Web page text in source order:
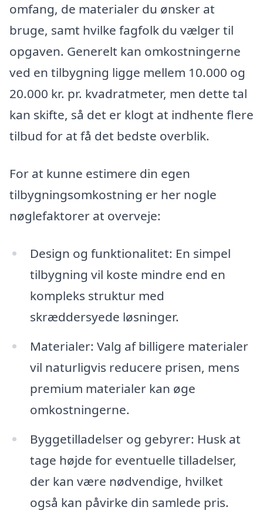
omfang, de materialer du ønsker at
bruge, samt hvilke fagfolk du vælger til
opgaven. Generelt kan omkostningerne
ved en tilbygning ligge mellem 10.000 og
20.000 kr. pr. kvadratmeter, men dette tal
kan skifte, så det er klogt at indhente flere
tilbud for at få det bedste overblik.
For at kunne estimere din egen
tilbygningsomkostning er her nogle
nøglefaktorer at overveje:
Design og funktionalitet: En simpel
tilbygning vil koste mindre end en
kompleks struktur med
skræddersyede løsninger.
Materialer: Valg af billigere materialer
vil naturligvis reducere prisen, mens
premium materialer kan øge
omkostningerne.
Byggetilladelser og gebyrer: Husk at
tage højde for eventuelle tilladelser,
der kan være nødvendige, hvilket
også kan påvirke din samlede pris.